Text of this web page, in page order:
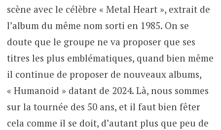
scène avec le célèbre « Metal Heart », extrait de
l’album du même nom sorti en 1985. On se
doute que le groupe ne va proposer que ses
titres les plus emblématiques, quand bien même
il continue de proposer de nouveaux albums,
« Humanoid » datant de 2024. Là, nous sommes
sur la tournée des 50 ans, et il faut bien fêter
cela comme il se doit, d’autant plus que peu de